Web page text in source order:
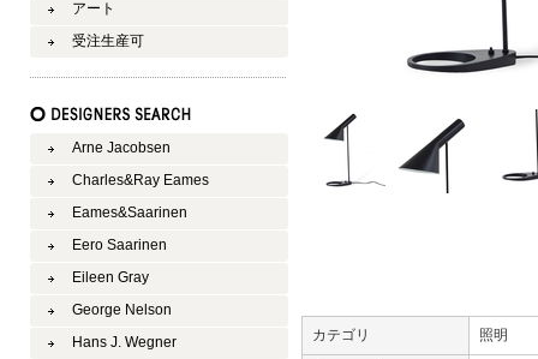
カテゴリ 照明
アート
受注生産可
Arne Jacobsen
Charles&Ray Eames
Eames&Saarinen
Eero Saarinen
Eileen Gray
George Nelson
Hans J. Wegner